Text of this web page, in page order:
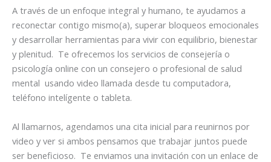
A través de un enfoque integral y humano, te ayudamos a
reconectar contigo mismo(a), superar bloqueos emocionales
y desarrollar herramientas para vivir con equilibrio, bienestar
y plenitud. Te ofrecemos los servicios de consejería o
psicología online con un consejero o profesional de salud
mental usando video llamada desde tu computadora,
teléfono intelígente o tableta.
Al llamarnos, agendamos una cita inicial para reunirnos por
video y ver si ambos pensamos que trabajar juntos puede
ser beneficioso. Te enviamos una invitación con un enlace de